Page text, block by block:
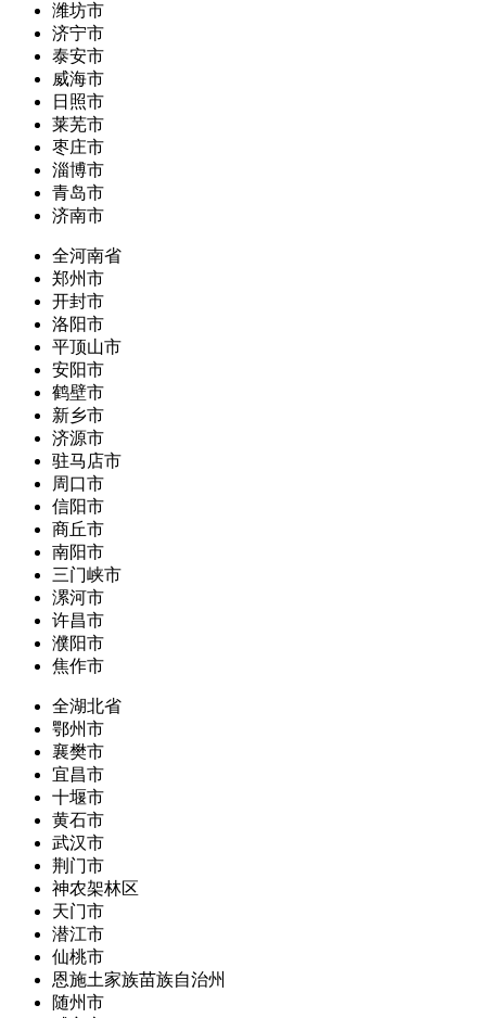
潍坊市
济宁市
泰安市
威海市
日照市
莱芜市
枣庄市
淄博市
青岛市
济南市
全河南省
郑州市
开封市
洛阳市
平顶山市
安阳市
鹤壁市
新乡市
济源市
驻马店市
周口市
信阳市
商丘市
南阳市
三门峡市
漯河市
许昌市
濮阳市
焦作市
全湖北省
鄂州市
襄樊市
宜昌市
十堰市
黄石市
武汉市
荆门市
神农架林区
天门市
潜江市
仙桃市
恩施土家族苗族自治州
随州市